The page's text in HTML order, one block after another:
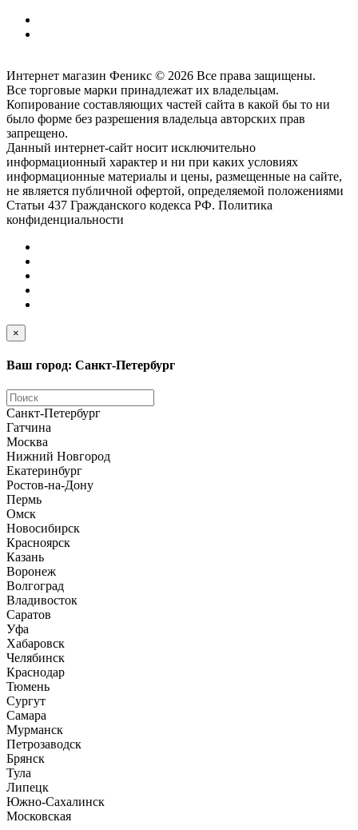
Интернет магазин Феникс © 2026 Все права защищены.
Все торговые марки принадлежат их владельцам.
Копирование составляющих частей сайта в какой бы то ни
было форме без разрешения владельца авторских прав
запрещено.
Данный интернет-сайт носит исключительно
информационный характер и ни при каких условиях
информационные материалы и цены, размещенные на сайте,
не является публичной офертой, определяемой положениями
Статьи 437 Гражданского кодекса РФ. Политика
конфиденциальности
×
Ваш город: Санкт-Петербург
Санкт-Петербург
Гатчина
Москва
Нижний Новгород
Екатеринбург
Ростов-на-Дону
Пермь
Омск
Новосибирск
Красноярск
Казань
Воронеж
Волгоград
Владивосток
Саратов
Уфа
Хабаровск
Челябинск
Краснодар
Тюмень
Сургут
Самара
Мурманск
Петрозаводск
Брянск
Тула
Липецк
Южно-Сахалинск
Московская